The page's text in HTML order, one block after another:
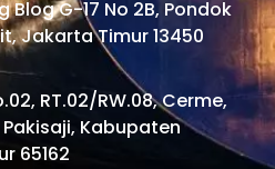
Blog G-17 No 2B, Pondok
Jakarta Timur 13450
RT.02/RW.08, Cerme,
Kabupaten
65162